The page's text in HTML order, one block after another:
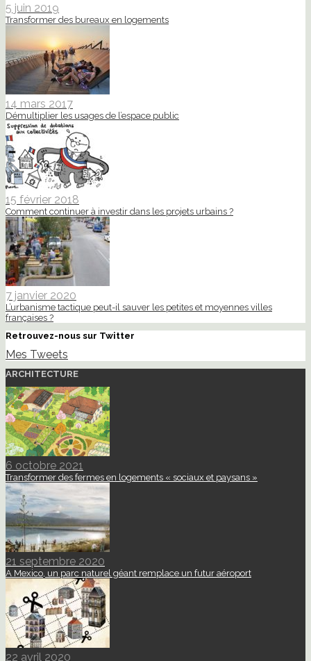
5 juin 2019
Transformer des bureaux en logements
14 mars 2017
Démultiplier les usages de l’espace public
15 février 2018
Comment continuer à investir dans les projets urbains ?
7 janvier 2020
L’urbanisme tactique peut-il sauver les petites et moyennes villes
françaises ?
Retrouvez-nous sur Twitter
Mes Tweets
ARCHITECTURE
6 octobre 2021
Transformer des fermes en logements « sociaux et paysans »
21 septembre 2020
A Mexico, un parc naturel géant remplace un futur aéroport
22 avril 2020